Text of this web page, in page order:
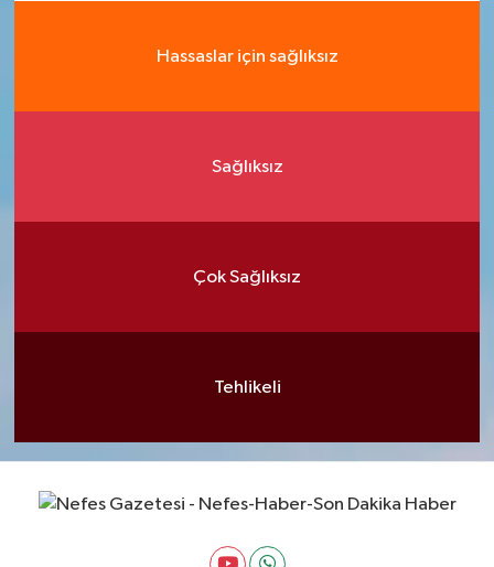
Hassaslar için sağlıksız
Sağlıksız
Çok Sağlıksız
Tehlikeli